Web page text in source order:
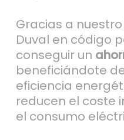
Gracias a
Duval en código
conseguir un
beneficiándote
eficiencia
reducen el coste
el consumo